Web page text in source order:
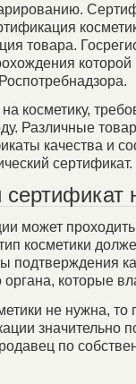
товара.
косметику,
Различные
качества и
сертификат.
может
косметики
подтверждения
органа, которые
не нужна,
значительно
по